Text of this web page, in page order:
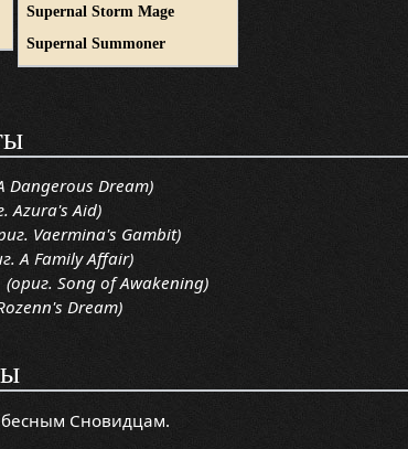
Supernal Storm Mage
Supernal Summoner
Dangerous Dream)
Azura's Aid)
Vaermina's Gambit)
A Family Affair)
(ориг. Song of Awakening)
Dream)
Сновидцам.